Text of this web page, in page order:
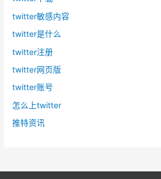
twitter敏感内容
twitter是什么
twitter注册
twitter网页版
twitter账号
怎么上twitter
推特资讯